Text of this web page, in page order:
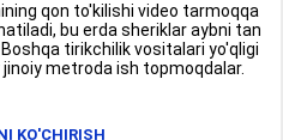
qon to'kilishi video tarmoqqa
bu erda sheriklar aybni tan
tirikchilik vositalari yo'qligi
metroda ish topmoqdalar.
KO'CHIRISH